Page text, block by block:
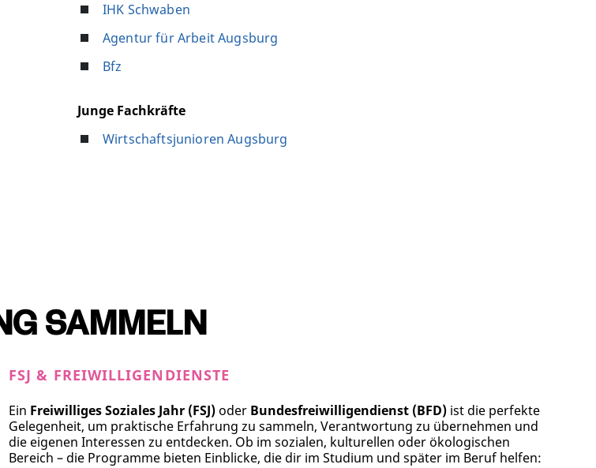
IHK Schwaben
Agentur für Arbeit Augsburg
Bfz
Junge Fachkräfte
Wirtschaftsjunioren Augsburg
SAMMELN
FSJ & FREIWILLIGENDIENSTE
Ein Freiwilliges Soziales Jahr (FSJ) oder Bundesfreiwilligendienst (BFD) ist die perfekte
Gelegenheit, um praktische Erfahrung zu sammeln, Verantwortung zu übernehmen und
die eigenen Interessen zu entdecken. Ob im sozialen, kulturellen oder ökologischen
Bereich – die Programme bieten Einblicke, die dir im Studium und später im Beruf helfen: